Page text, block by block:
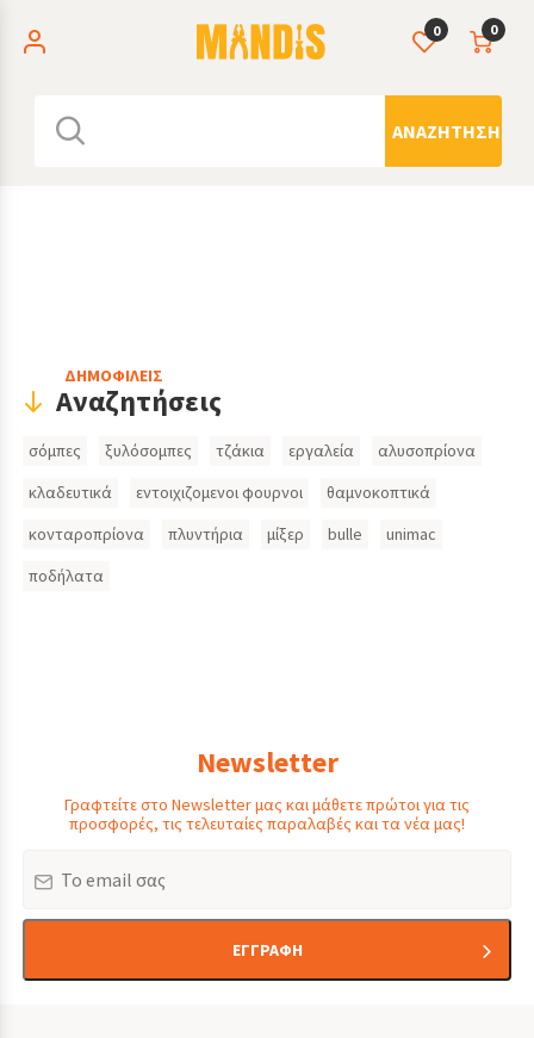
0
ΑΝΑΖΉΤΗΣΗ
0
HeaderΔΗΜΟΦΙΛΕΙΣ
Αναζητήσεις
Search
σόμπες ξυλόσομπες τζάκια εργαλεία
αλυσοπρίονα
κλαδευτικά
εντοιχιζομενοι φουρνοι
θαμνοκοπτικά
κονταροπρίονα
πλυντήρια μίξερ bulle
unimac
ποδήλατα
Newsletter
Γραφτείτε στο Newsletter μας και μάθετε πρώτοι για τις
προσφορές, τις τελευταίες παραλαβές και τα νέα μας!
ΕΓΓΡΑΦΗ